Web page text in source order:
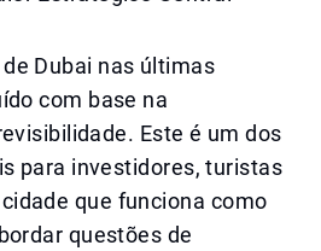
Dubai nas últimas
com base na
Este é um dos
para investidores, turistas
que funciona como
questões de